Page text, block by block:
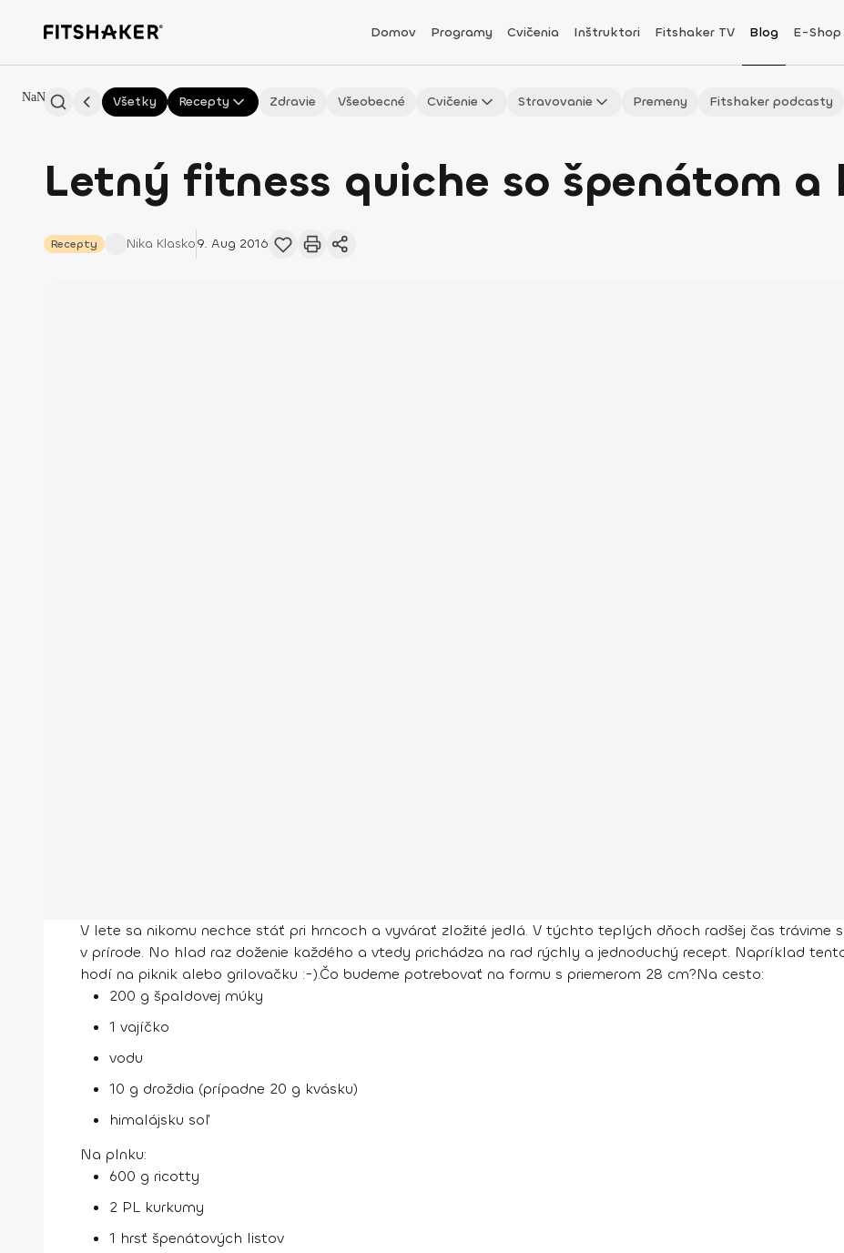
Domov Programy Cvičenia Inštruktori Fitshaker TV Blog E-Shop
Všetky Recepty Zdravie Všeobecné Cvičenie Stravovanie Premeny Fitshaker podcasty
Letný fitness quiche so špenátom a
Recepty Nika Klasko9. Aug 2016
NaN
V lete sa nikomu nechce stáť pri hrncoch a vyvárať zložité jedlá. V týchto teplých dňoch radšej čas trávime
v prírode. No hlad raz doženie každého a vtedy prichádza na rad rýchly a jednoduchý recept. Napríklad
hodí na piknik alebo grilovačku :-).Čo budeme potrebovať na formu s priemerom 28 cm?Na cesto:
200 g špaldovej múky
1 vajíčko
vodu
10 g droždia (prípadne 20 g kvásku)
himalájsku soľ
Na plnku:
600 g ricotty
2 PL kurkumy
1 hrsť špenátových listov